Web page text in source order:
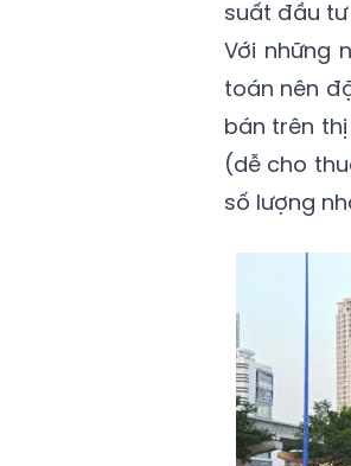
suất đầu tư
Với những
toán nên
bán trên
(dễ cho
số lượng